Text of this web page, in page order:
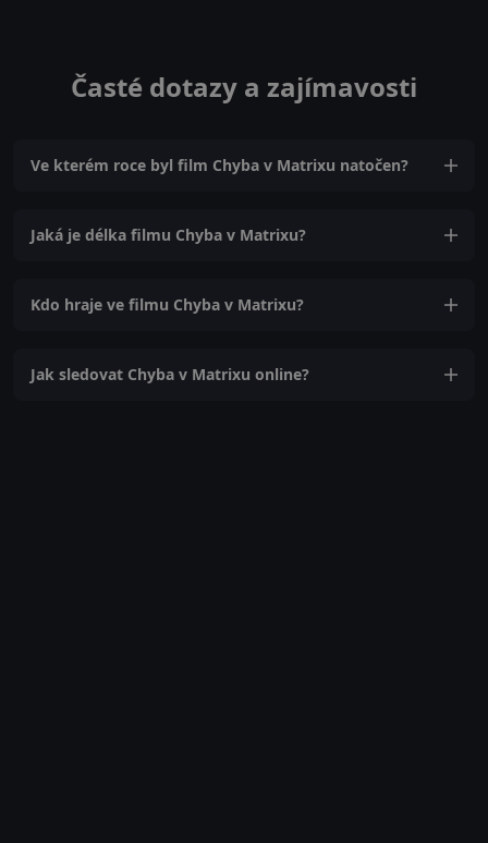
Časté dotazy a zajímavosti
Ve kterém roce byl film Chyba v Matrixu natočen?
Jaká je délka filmu Chyba v Matrixu?
Kdo hraje ve filmu Chyba v Matrixu?
Jak sledovat Chyba v Matrixu online?